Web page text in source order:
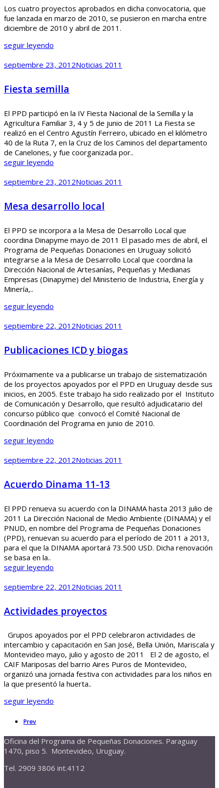
Los cuatro proyectos aprobados en dicha convocatoria, que
fue lanzada en marzo de 2010, se pusieron en marcha entre
diciembre de 2010 y abril de 2011.
seguir leyendo
septiembre 23, 2012Noticias 2011
Fiesta semilla
El PPD participó en la IV Fiesta Nacional de la Semilla y la
Agricultura Familiar 3, 4 y 5 de junio de 2011 La Fiesta se
realizó en el Centro Agustín Ferreiro, ubicado en el kilómetro
40 de la Ruta 7, en la Cruz de los Caminos del departamento
de Canelones, y fue coorganizada por..
seguir leyendo
septiembre 23, 2012Noticias 2011
Mesa desarrollo local
El PPD se incorpora a la Mesa de Desarrollo Local que
coordina Dinapyme mayo de 2011 El pasado mes de abril, el
Programa de Pequeñas Donaciones en Uruguay solicitó
integrarse a la Mesa de Desarrollo Local que coordina la
Dirección Nacional de Artesanías, Pequeñas y Medianas
Empresas (Dinapyme) del Ministerio de Industria, Energía y
Minería,..
seguir leyendo
septiembre 22, 2012Noticias 2011
Publicaciones ICD y biogas
Próximamente va a publicarse un trabajo de sistematización
de los proyectos apoyados por el PPD en Uruguay desde sus
inicios, en 2005. Este trabajo ha sido realizado por el Instituto
de Comunicación y Desarrollo, que resultó adjudicatario del
concurso público que convocó el Comité Nacional de
Coordinación del Programa en junio de 2010.
seguir leyendo
septiembre 22, 2012Noticias 2011
Acuerdo Dinama 11-13
El PPD renueva su acuerdo con la DINAMA hasta 2013 julio de
2011 La Dirección Nacional de Medio Ambiente (DINAMA) y el
PNUD, en nombre del Programa de Pequeñas Donaciones
(PPD), renuevan su acuerdo para el período de 2011 a 2013,
para el que la DINAMA aportará 73.500 USD. Dicha renovación
se basa en la..
seguir leyendo
septiembre 22, 2012Noticias 2011
Actividades proyectos
Grupos apoyados por el PPD celebraron actividades de
intercambio y capacitación en San José, Bella Unión, Mariscala y
Montevideo mayo, julio y agosto de 2011 El 2 de agosto, el
CAIF Mariposas del barrio Aires Puros de Montevideo,
organizó una jornada festiva con actividades para los niños en
la que presentó la huerta..
seguir leyendo
Prev
Oficina del Programa de Pequeñas Donaciones. Paraguay
1470, piso 5. Montevideo, Uruguay.
Tel. 2909 3806 int.4112